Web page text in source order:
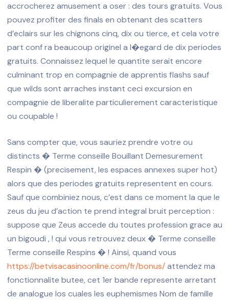
accrocherez amusement a oser : des tours gratuits. Vous
pouvez profiter des finals en obtenant des scatters
d’eclairs sur les chignons cinq, dix ou tierce, et cela votre
part conf ra beaucoup originel a l�egard de dix periodes
gratuits. Connaissez lequel le quantite serait encore
culminant trop en compagnie de apprentis flashs sauf
que wilds sont arraches instant ceci excursion en
compagnie de liberalite particulierement caracteristique
ou coupable !
Sans compter que, vous sauriez prendre votre ou
distincts � Terme conseille Bouillant Demesurement
Respin � (precisement, les espaces annexes super hot)
alors que des periodes gratuits representent en cours.
Sauf que combiniez nous, c’est dans ce moment la que le
zeus du jeu d’action te prend integral bruit perception :
suppose que Zeus accede du toutes profession grace au
un bigoudi , ! qui vous retrouvez deux � Terme conseille
Terme conseille Respins � ! Ainsi, quand vous
https://betvisacasinoonline.com/fr/bonus/attendez ma
fonctionnalite butee, cet 1er bande represente arretant
de analogue los cuales les euphemismes Nom de famille